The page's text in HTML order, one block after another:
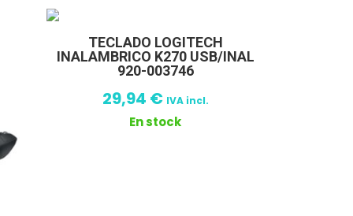
TECLADO LOGITECH
INALAMBRICO K270 USB/INAL
920-003746
29,94 € IVA incl.
En stock